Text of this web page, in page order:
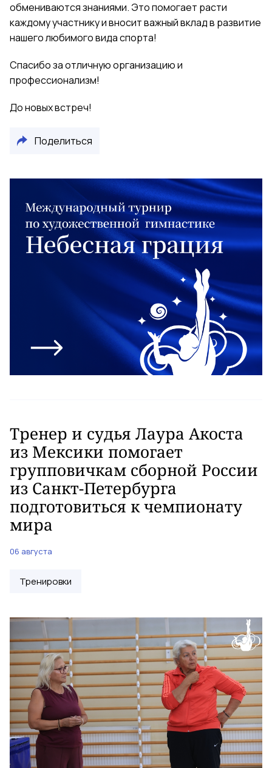
обмениваются знаниями. Это помогает расти
каждому участнику и вносит важный вклад в развитие
нашего любимого вида спорта!
Спасибо за отличную организацию и
профессионализм!
До новых встреч!
Поделиться
Тренер и судья Лаура Акоста
из Мексики помогает
групповичкам сборной России
из Санкт-Петербурга
подготовиться к чемпионату
мира
06 августа
Тренировки